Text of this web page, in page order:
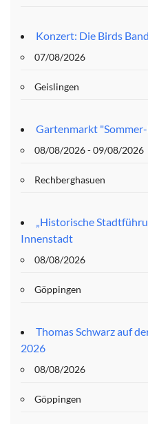
Konzert: Die Birds Band
07/08/2026
Geislingen
Gartenmarkt
08/08/2026 - 09/08/2026
Rechberghasuen
„Historische
Innenstadt
08/08/2026
Göppingen
Thomas Schwarz auf
2026
08/08/2026
Göppingen